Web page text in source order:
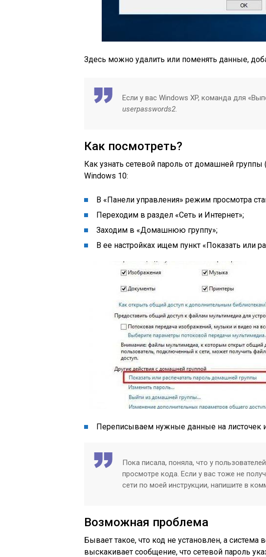
Здесь можно удалить или поменять данные,
Если у вас Windows XP, команда для
userpasswords2.
Как посмотреть?
Как узнать сетевой пароль от домашней
Windows 10:
В «Панели управления» режим просмотра
Переходим в раздел «Сеть и Интернет»;
Заходим в «Домашнюю группу»;
В ее настройках ищем пункт «Показать или
Переписываем нужные данные на листочек
Пока писала, поняла, что у
просмотре кода. Если у вас тоже не
сети по моей инструкции, напишите в
Возможная проблема
Бывает такое, что код не установлен, а система
выскакивает сообщение, что сетевой пароль